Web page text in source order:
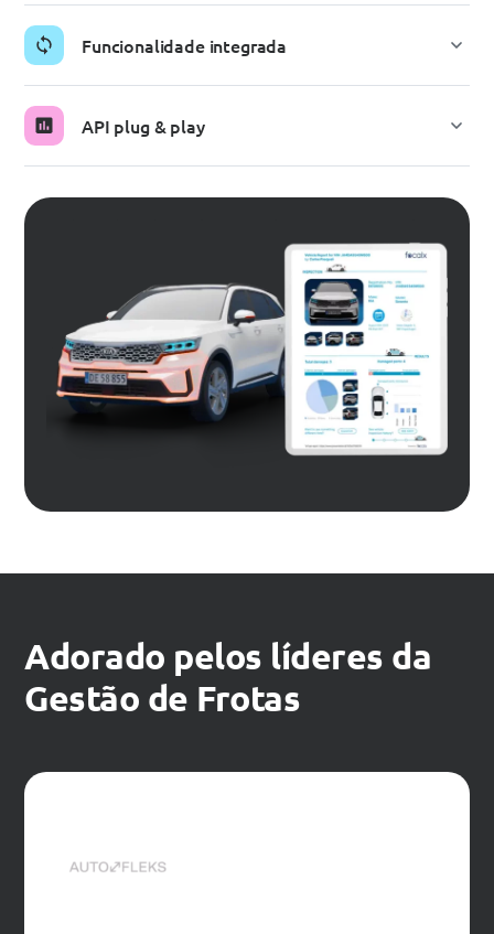
Funcionalidade integrada
API plug & play
Adorado pelos líderes da
Gestão de Frotas